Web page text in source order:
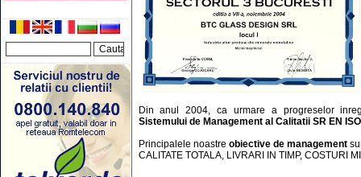
Din anul 2004, ca urmare a progreselor
Sistemului de Management al Calitatii SR EN
Principalele noastre obiective de management
CALITATE TOTALA, LIVRARI IN TIMP, COSTURI